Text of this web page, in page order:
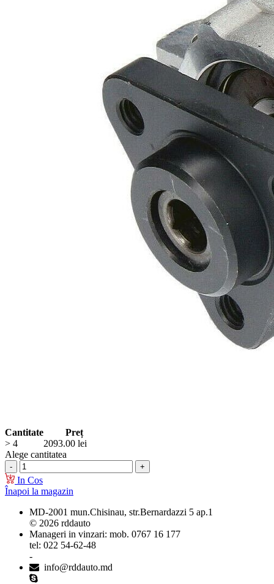
Cantitate
Preț
> 4
2093.00 lei
Alege cantitatea
In Cos
Înapoi la magazin
MD-2001 mun.Chisinau, str.Bernardazzi 5 ap.1
© 2026 rddauto
Manageri in vinzari: mob. 0767 16 177
tel: 022 54-62-48
-
info@rddauto.md